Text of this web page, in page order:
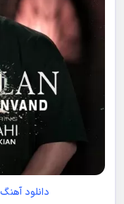
دانلود